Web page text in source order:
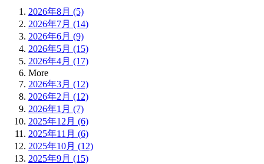
2026年8月 (5)
2026年7月 (14)
2026年6月 (9)
2026年5月 (15)
2026年4月 (17)
More
2026年3月 (12)
2026年2月 (12)
2026年1月 (7)
2025年12月 (6)
2025年11月 (6)
2025年10月 (12)
2025年9月 (15)